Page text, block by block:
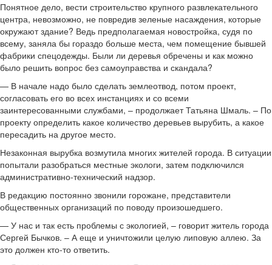
Понятное дело, вести строительство крупного развлекательного
центра, невозможно, не повредив зеленые насаждения, которые
окружают здание? Ведь предполагаемая новостройка, судя по
всему, заняла бы гораздо больше места, чем помещение бывшей
фабрики спецодежды. Были ли деревья обречены и как можно
было решить вопрос без самоуправства и скандала?
— В начале надо было сделать землеотвод, потом проект,
согласовать его во всех инстанциях и со всеми
заинтересованными службами, – продолжает Татьяна Шмаль. – По
проекту определить какое количество деревьев вырубить, а какое
пересадить на другое место.
Незаконная вырубка возмутила многих жителей города. В ситуации
попытали разобраться местные экологи, затем подключился
административно-технический надзор.
В редакцию постоянно звонили горожане, представители
общественных организаций по поводу произошедшего.
— У нас и так есть проблемы с экологией, – говорит житель города
Сергей Бычков. – А еще и уничтожили целую липовую аллею. За
это должен кто-то ответить.